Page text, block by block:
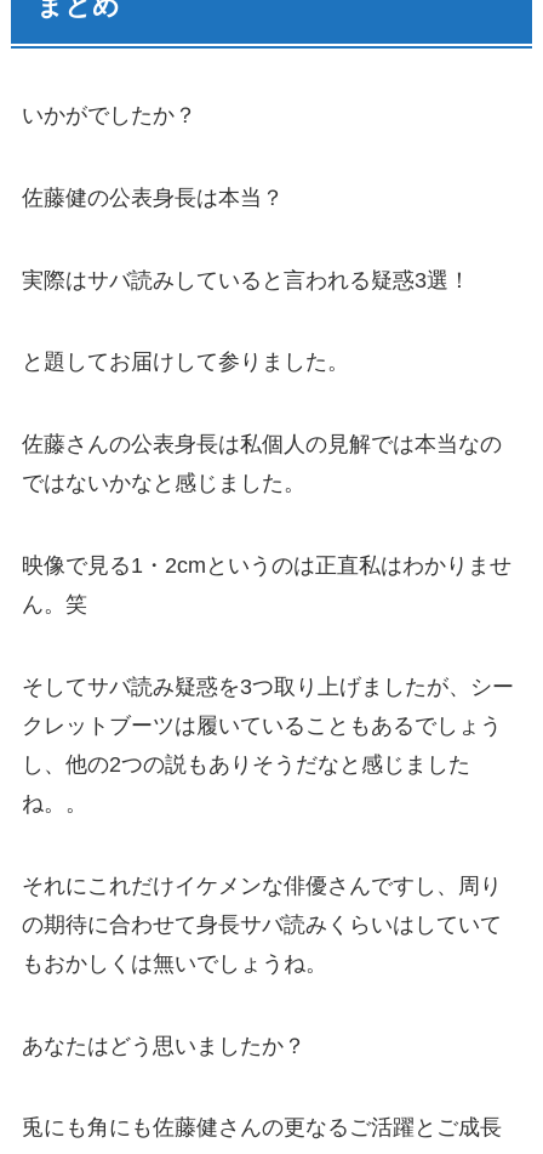
いかがでしたか？
佐藤健の公表身長は本当？
実際はサバ読みしていると言われる疑惑3選！
と題してお届けして参りました。
佐藤さんの公表身長は私個人の見解では本当なの
ではないかなと感じました。
映像で見る1・2cmというのは正直私はわかりませ
ん。笑
そしてサバ読み疑惑を3つ取り上げましたが、シー
クレットブーツは履いていることもあるでしょう
し、他の2つの説もありそうだなと感じました
ね。。
それにこれだけイケメンな俳優さんですし、周り
の期待に合わせて身長サバ読みくらいはしていて
もおかしくは無いでしょうね。
あなたはどう思いましたか？
兎にも角にも佐藤健さんの更なるご活躍とご成長